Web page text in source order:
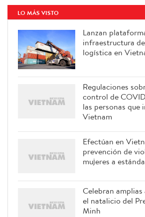
LO MÁS VISTO
Lanzan
infraestructura
logística en
Regulaciones
control de
las personas que
Vietnam
Efectúan en
prevención de
mujeres a
Celebran
el natalicio del
Minh